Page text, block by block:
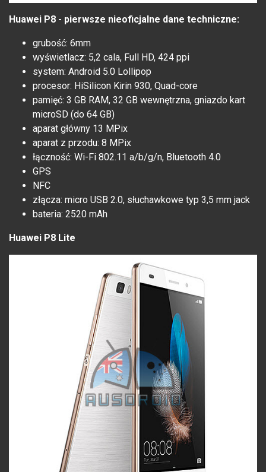
Huawei P8 - pierwsze nieoficjalne dane techniczne:
grubość: 6mm
wyświetlacz: 5,2 cala, Full HD, 424 ppi
system: Android 5.0 Lollipop
procesor: HiSilicon Kirin 930, Quad-core
pamięć: 3 GB RAM, 32 GB wewnętrzna, gniazdo kart
microSD (do 64 GB)
aparat główny 13 MPix
aparat z przodu: 8 MPix
łączność: Wi-Fi 802.11 a/b/g/n, Bluetooth 4.0
GPS
NFC
złącza: micro USB 2.0, słuchawkowe typ 3,5 mm jack
bateria: 2520 mAh
Huawei P8 Lite